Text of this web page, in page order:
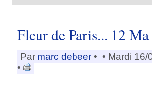
Fleur de Paris... 12
Par marc debeer • • Mardi 16/
•